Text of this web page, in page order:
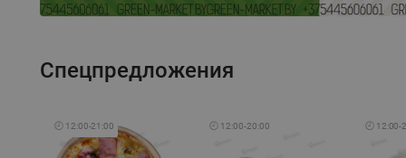
Спецпредложения
🕘 12:00-21:00 🕘 12:00-20:00 🕘 12:00-